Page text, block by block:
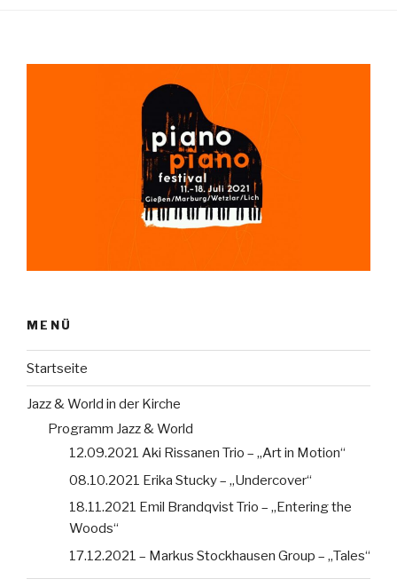
MENÜ
Startseite
Jazz & World in der Kirche
Programm Jazz & World
12.09.2021 Aki Rissanen Trio – „Art in Motion“
08.10.2021 Erika Stucky – „Undercover“
18.11.2021 Emil Brandqvist Trio – „Entering the
Woods“
17.12.2021 – Markus Stockhausen Group – „Tales“